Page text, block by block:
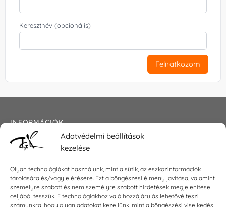
Adatvédelmi beállítások
kezelése
Olyan technológiákat használunk, mint a sütik, az eszközinformációk
tárolására és/vagy elérésére. Ezt a böngészési élmény javítása, valamint
személyre szabott és nem személyre szabott hirdetések megjelenítése
céljából tesszük. E technológiákhoz való hozzájárulás lehetővé teszi
számunkra, hogy olyan adatokat kezeljünk, mint a böngészési viselkedés
Keresztnév (opcionális)
Feliratkozom
INFORMÁCIÓK
Általános szerződési feltételek
Impresszum